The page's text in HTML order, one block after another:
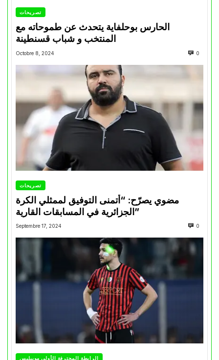
تصريحات
الحارس بوحلفاية يتحدث عن طموحاته مع
المنتخب و شباب قسنطينة
Octobre 8, 2024 0
تصريحات
مضوي يصرّح: “أتمنى التوفيق لممثلي الكرة
الجزائرية في المسابقات القارية”
Septembre 17, 2024 0
الرابطة المحترفة الأولى موبيليس